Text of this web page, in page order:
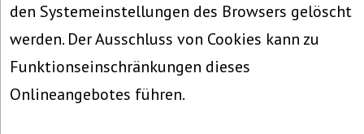
den Systemeinstellungen des Browsers gelöscht
werden. Der Ausschluss von Cookies kann zu
Funktionseinschränkungen dieses
Onlineangebotes führen.